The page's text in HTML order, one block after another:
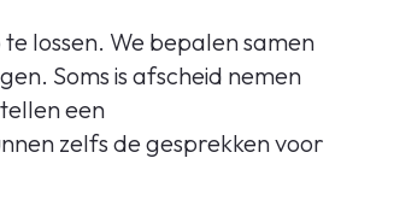
lossen. We bepalen samen
Soms is afscheid nemen
een
zelfs de gesprekken voor